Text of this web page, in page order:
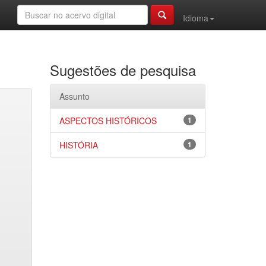
Idioma
Sugestões de pesquisa
Assunto
1
ASPECTOS HISTÓRICOS
1
HISTÓRIA